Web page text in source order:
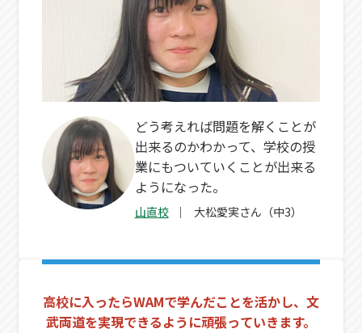
どう考えれば問題を解くことが
出来るのかわかって、学校の授
業にもついていくことが出来る
ようになった。
山直校 大松愛実さん（中3）
高校に入ったらWAMで学んだことを活かし、文
武両道を実現できるように頑張っていきます。